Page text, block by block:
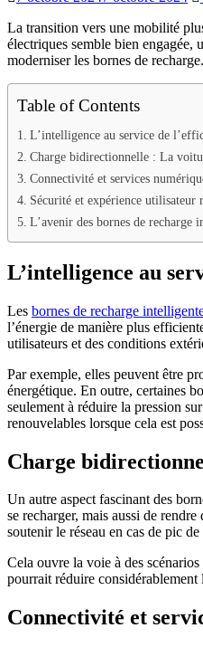
La transition vers une mobilité
électriques semble bien engagée,
moderniser les bornes de recharge.
Table of Contents
L’intelligence au service de
Charge bidirectionnelle : La
Connectivité et services
Sécurité et expérience utilisateur
L’avenir des bornes de
L’intelligence au
Les bornes de recharge
l’énergie de manière plus
utilisateurs et des conditions
Par exemple, elles peuvent être
énergétique. En outre, certaines
seulement à réduire la pression
renouvelables lorsque cela est
Charge
Un autre aspect fascinant des
se recharger, mais aussi de
soutenir le réseau en cas de pic
Cela ouvre la voie à des
pourrait réduire considérablement
Connectivité et